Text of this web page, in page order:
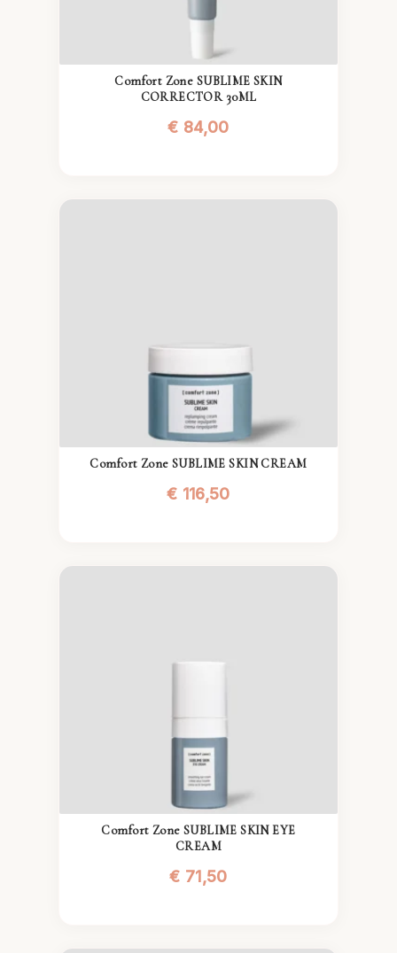
Comfort Zone SUBLIME SKIN
CORRECTOR 30ML
€ 84,00
Comfort Zone SUBLIME SKIN CREAM
€ 116,50
Comfort Zone SUBLIME SKIN EYE
CREAM
€ 71,50